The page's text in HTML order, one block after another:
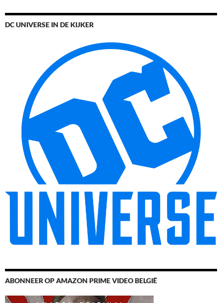
DC UNIVERSE IN DE KIJKER
ABONNEER OP AMAZON PRIME VIDEO BELGIË